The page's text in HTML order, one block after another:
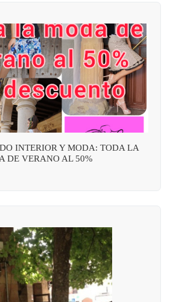
INTERIOR Y MODA: TODA LA
DE VERANO AL 50%